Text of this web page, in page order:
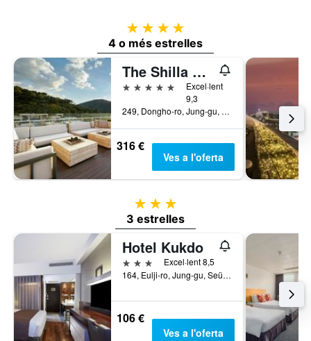
4 estrelles
4 o més estrelles
The Shilla Seoul
5 estrelles
Excel·lent
9,3
249, Dongho-ro, Jung-gu, Seül, Corea del Sud
316 €
Ves a l'oferta
3 estrelles
3 estrelles
Hotel Kukdo
3 estrellesExcel·lent 8,5
164, Eulji-ro, Jung-gu, Seül, Corea del Sud
106 €
Ves a l'oferta